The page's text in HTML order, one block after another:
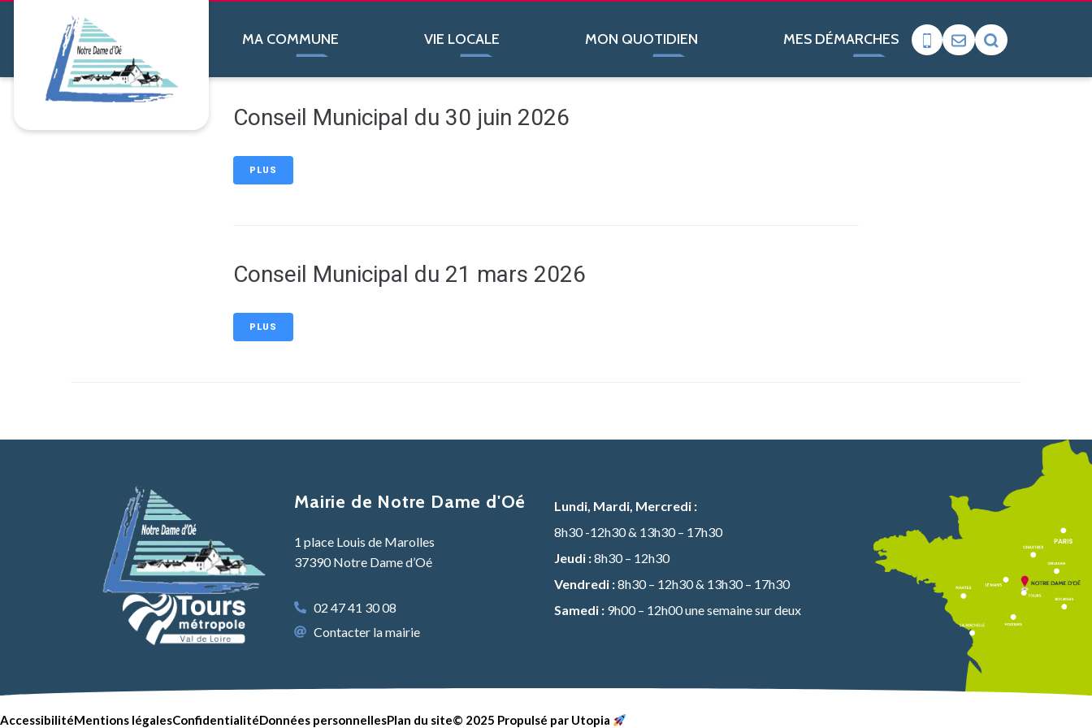
MA COMMUNE VIE LOCALE MON QUOTIDIEN MES DÉMARCHES
Conseil Municipal du 30 juin 2026
PLUS
Conseil Municipal du 21 mars 2026
PLUS
Mairie de Notre Dame d'Oé
1 place Louis de Marolles
37390 Notre Dame d’Oé
02 47 41 30 08
Contacter la mairie
Lundi, Mardi, Mercredi :
8h30 -12h30 & 13h30 – 17h30
Jeudi :8h30 – 12h30
Vendredi :8h30 – 12h30 & 13h30 – 17h30
Samedi :9h00 – 12h00 une semaine sur deux
AccessibilitéMentions légalesConfidentialitéDonnées personnellesPlan du site© 2025 Propulsé par Utopia